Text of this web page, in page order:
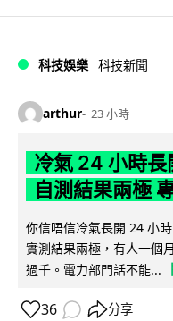
科技娛樂 科技新聞
arthur 23 小時
冷氣 24 小時
自測結果兩極
你信唔信冷氣長開 24 小
實測結果兩極，有人一個
過千。電力部門話不能...
36 分享